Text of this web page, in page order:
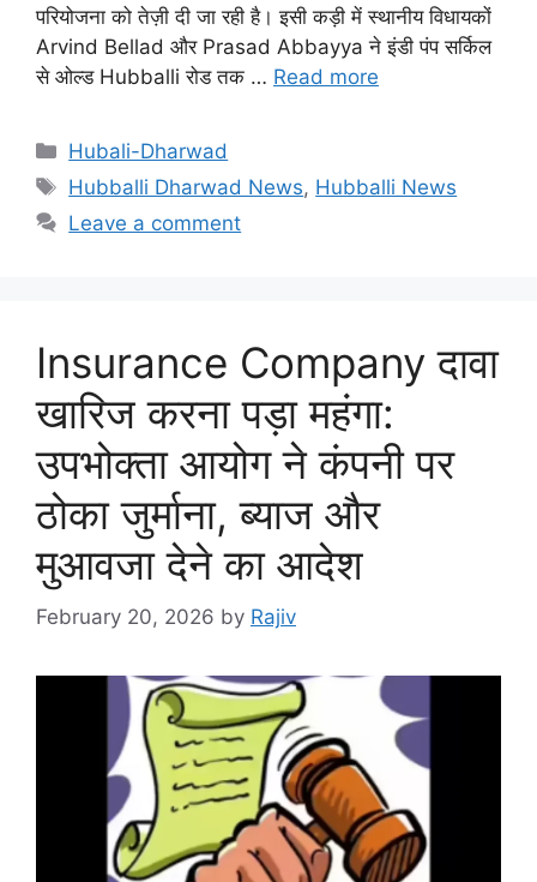
परियोजना को तेज़ी दी जा रही है। इसी कड़ी में स्थानीय विधायकों
Arvind Bellad और Prasad Abbayya ने इंडी पंप सर्किल
से ओल्ड Hubballi रोड तक … Read more
Categories
Hubali-Dharwad
Tags
Hubballi Dharwad News, Hubballi News
Leave a comment
Insurance Company दावा
खारिज करना पड़ा महंगा:
उपभोक्ता आयोग ने कंपनी पर
ठोका जुर्माना, ब्याज और
मुआवजा देने का आदेश
February 20, 2026 by Rajiv